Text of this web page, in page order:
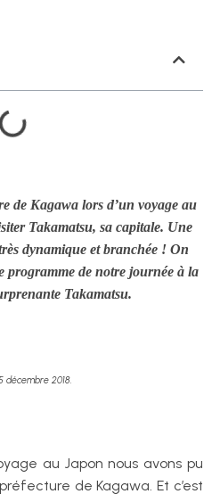
de Kagawa lors d’un voyage au
Takamatsu, sa capitale. Une
dynamique et branchée ! On
programme de notre journée à la
Takamatsu.
décembre 2018.
au Japon nous avons pu
de Kagawa. Et c’est